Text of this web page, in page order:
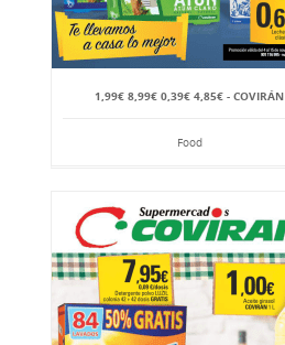
1,99€ 8,99€ 0,39€ 4,85€ - COVIRÁN
Food